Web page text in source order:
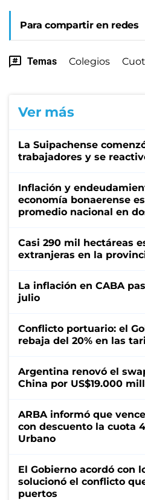
Para compartir en redes
Temas Colegios
Ver más
La Suipachense
trabajadores y se
Inflación y
economía bonaerense
promedio nacional en
Casi 290 mil hectáreas
extranjeras en la
La inflación en CABA
julio
Conflicto portuario: el
rebaja del 20% en las
Argentina renovó el
China por US$19.000
ARBA informó que
con descuento la cuota
Urbano
El Gobierno acordó con
solucionó el conflicto
puertos